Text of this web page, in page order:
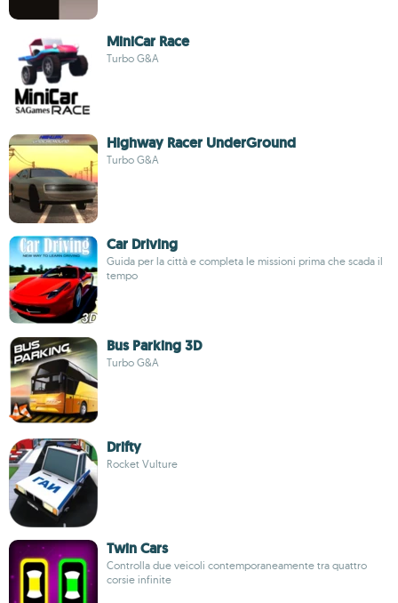
MiniCar Race
Turbo G&A
Highway Racer UnderGround
Turbo G&A
Car Driving
Guida per la città e completa le missioni prima che scada il
tempo
Bus Parking 3D
Turbo G&A
Drifty
Rocket Vulture
Twin Cars
Controlla due veicoli contemporaneamente tra quattro
corsie infinite